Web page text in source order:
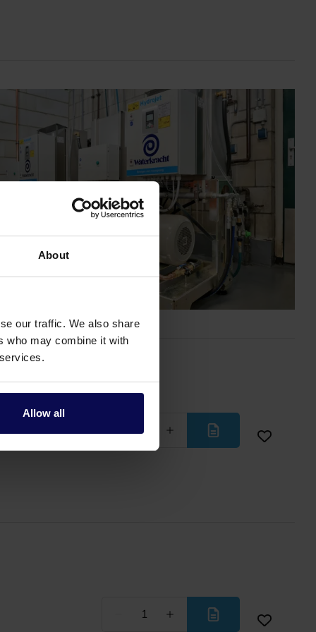
About
our traffic. We also share
who may combine it with
Allow all
Minder
Minder